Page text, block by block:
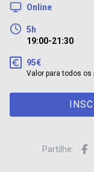
Online
5h
19:00-21:30
95€
Valor para todos os
Partilhe: